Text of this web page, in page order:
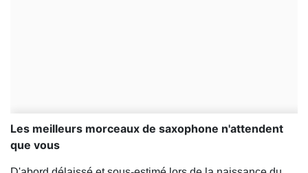
Les meilleurs morceaux de saxophone n'attendent
que vous